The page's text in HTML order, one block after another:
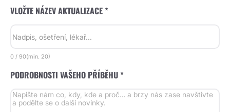
VLOŽTE NÁZEV AKTUALIZACE *
0 / 90(min. 20)
PODROBNOSTI VAŠEHO PŘÍBĚHU *